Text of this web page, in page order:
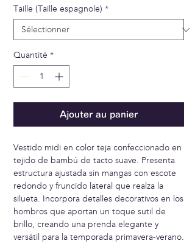
Taille (Taille espagnole) *
Quantité *
Ajouter au panier
Vestido midi en color teja confeccionado en
tejido de bambú de tacto suave. Presenta
estructura ajustada sin mangas con escote
redondo y fruncido lateral que realza la
silueta. Incorpora detalles decorativos en los
hombros que aportan un toque sutil de
brillo, creando una prenda elegante y
versátil para la temporada primavera-verano.